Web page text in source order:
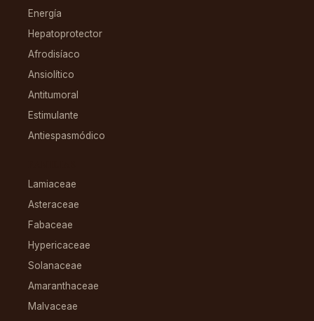
Energía
Hepatoprotector
Afrodisíaco
Ansiolítico
Antitumoral
Estimulante
Antiespasmódico
Lamiaceae
Asteraceae
Fabaceae
Hypericaceae
Solanaceae
Amaranthaceae
Malvaceae